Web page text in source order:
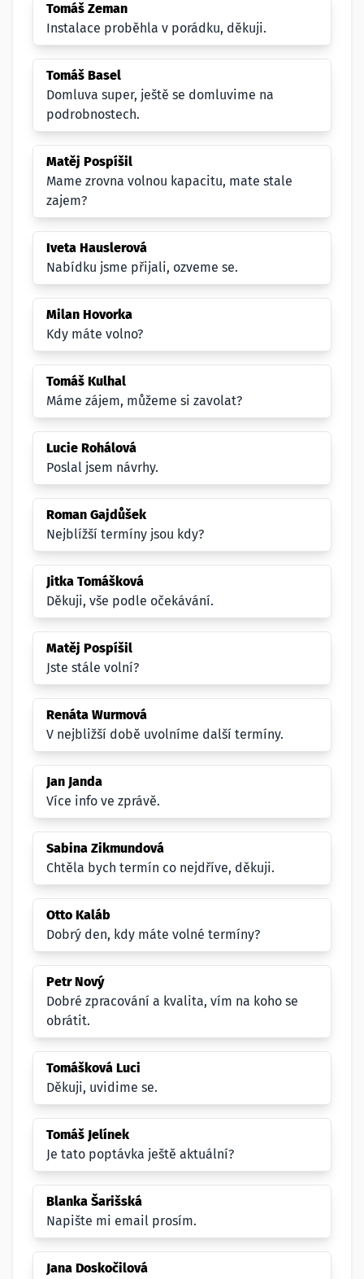
Tomáš Zeman
Instalace proběhla v porádku, děkuji.
Tomáš Basel
Domluva super, ještě se domluvime na
podrobnostech.
Matěj Pospíšil
Mame zrovna volnou kapacitu, mate stale
zajem?
Iveta Hauslerová
Nabídku jsme přijali, ozveme se.
Milan Hovorka
Kdy máte volno?
Tomáš Kulhal
Máme zájem, můžeme si zavolat?
Lucie Rohálová
Poslal jsem návrhy.
Roman Gajdůšek
Nejblížší termíny jsou kdy?
Jitka Tomášková
Děkuji, vše podle očekávání.
Matěj Pospíšil
Jste stále volní?
Renáta Wurmová
V nejbližší době uvolníme další termíny.
Jan Janda
Více info ve zprávě.
Sabina Zikmundová
Chtěla bych termín co nejdříve, děkuji.
Otto Kaláb
Dobrý den, kdy máte volné termíny?
Petr Nový
Dobré zpracování a kvalita, vím na koho se
obrátit.
Tomášková Luci
Děkuji, uvidime se.
Tomáš Jelínek
Je tato poptávka ještě aktuální?
Blanka Šarišská
Napište mi email prosím.
Jana Doskočilová